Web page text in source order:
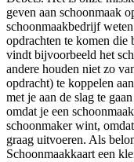
geven aan schoonmaak
schoonmaakbedrijf
opdrachten te komen die
vindt bijvoorbeeld het
andere houden niet zo
opdracht) te koppelen
met je aan de slag te
omdat je een
schoonmaker wint,
graag uitvoeren. Als
Schoonmaakkaart een